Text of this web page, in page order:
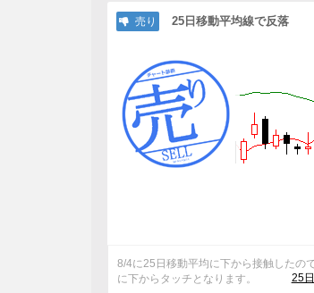
売り 25日移動平均線で反落
8/4に25日移動平均に下から接触したの
に下からタッチとなります。
25